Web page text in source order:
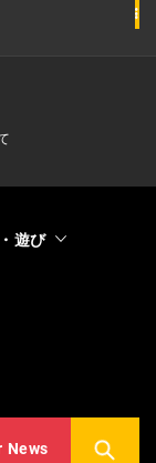
遊び
News